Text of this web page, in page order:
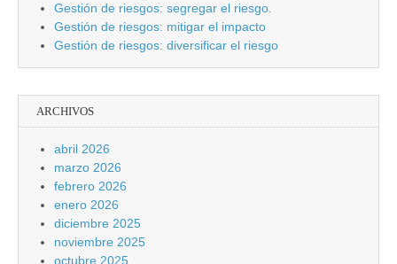
Gestión de riesgos: segregar el riesgo.
Gestión de riesgos: mitigar el impacto
Gestión de riesgos: diversificar el riesgo
ARCHIVOS
abril 2026
marzo 2026
febrero 2026
enero 2026
diciembre 2025
noviembre 2025
octubre 2025